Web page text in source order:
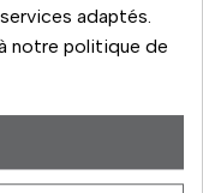
adaptés.
notre politique de